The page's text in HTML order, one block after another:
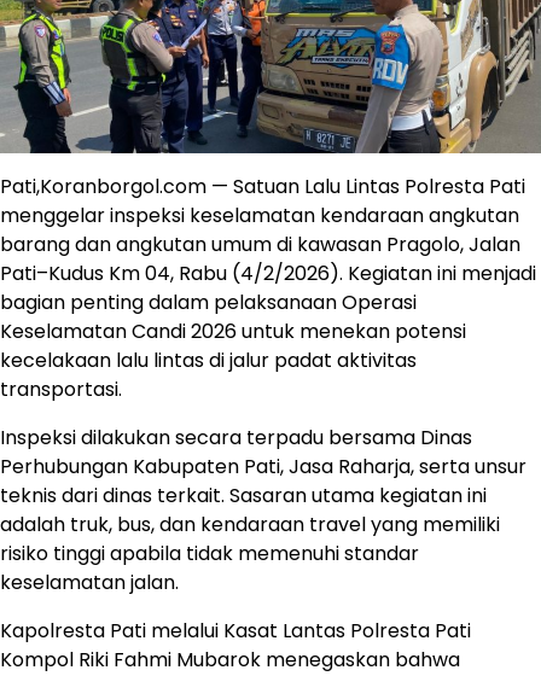
Pati,Koranborgol.com — Satuan Lalu Lintas Polresta Pati
menggelar inspeksi keselamatan kendaraan angkutan
barang dan angkutan umum di kawasan Pragolo, Jalan
Pati–Kudus Km 04, Rabu (4/2/2026). Kegiatan ini menjadi
bagian penting dalam pelaksanaan Operasi
Keselamatan Candi 2026 untuk menekan potensi
kecelakaan lalu lintas di jalur padat aktivitas
transportasi.
Inspeksi dilakukan secara terpadu bersama Dinas
Perhubungan Kabupaten Pati, Jasa Raharja, serta unsur
teknis dari dinas terkait. Sasaran utama kegiatan ini
adalah truk, bus, dan kendaraan travel yang memiliki
risiko tinggi apabila tidak memenuhi standar
keselamatan jalan.
Kapolresta Pati melalui Kasat Lantas Polresta Pati
Kompol Riki Fahmi Mubarok menegaskan bahwa